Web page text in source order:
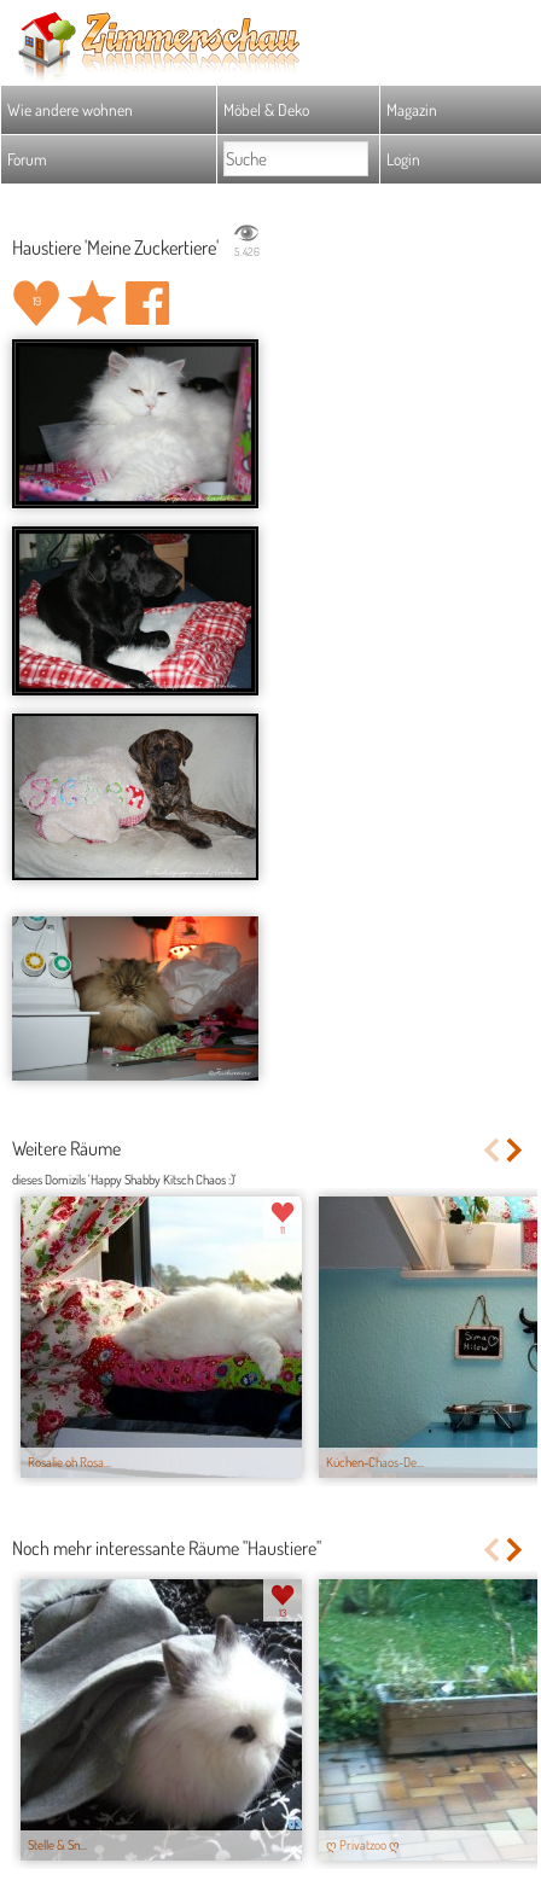
Wie andere wohnen Möbel & Deko Magazin
Forum Login
Haustiere 'Meine Zuckertiere' 5.426
19
Weitere Räume
dieses Domizils 'Happy Shabby Kitsch Chaos :)'
Rosalie oh Rosa...
11
Küchen-Chaos-De...
Noch mehr interessante Räume "Haustiere"
Stelle & Sn...
13
ღ Privatzoo ღ